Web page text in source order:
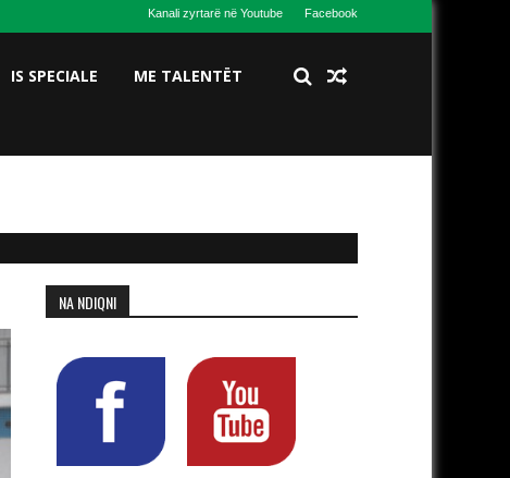
Kanali zyrtarë në Youtube Facebook
IS SPECIALE ME TALENTËT
NA NDIQNI